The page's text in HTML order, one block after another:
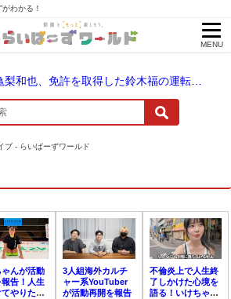
がわかる！
MENU
エモすぎる…亀梨和也、免許を取得した鈴木福の運転でドライブ！
ブ - らいばーずワールド
ゃんが活動
報告！人生
てやりたい
3人組海外カルチ
ャー系YouTuber
が活動再開を報告
不倫炎上で人生終
了しかけた心境を
語る！いけちゃん